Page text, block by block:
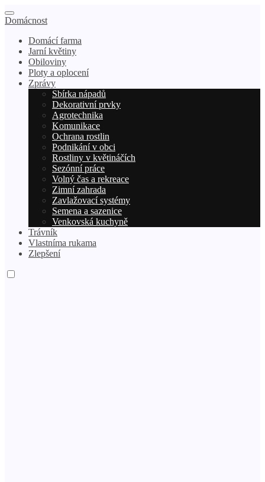
Domácnost
Domácí farma
Jarní květiny
Obiloviny
Ploty a oplocení
Zprávy
Sbírka nápadů
Dekorativní prvky
Agrotechnika
Komunikace
Ochrana rostlin
Podnikání v obci
Rostliny v květináčích
Sezónní práce
Volný čas a rekreace
Zimní zahrada
Zavlažovací systémy
Semena a sazenice
Venkovská kuchyně
Trávník
Vlastníma rukama
Zlepšení